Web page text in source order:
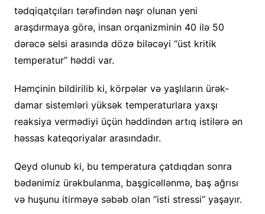
tədqiqatçıları tərəfindən nəşr olunan yeni
araşdırmaya görə, insan orqanizminin 40 ilə 50
dərəcə selsi arasında dözə biləcəyi “üst kritik
temperatur” həddi var.
Həmçinin bildirilib ki, körpələr və yaşlıların ürək-
damar sistemləri yüksək temperaturlara yaxşı
reaksiya vermədiyi üçün həddindən artıq istilərə ən
həssas kateqoriyalar arasındadır.
Qeyd olunub ki, bu temperatura çatdıqdan sonra
bədənimiz ürəkbulanma, başgicəllənmə, baş ağrısı
və huşunu itirməyə səbəb olan “isti stressi” yaşayır.